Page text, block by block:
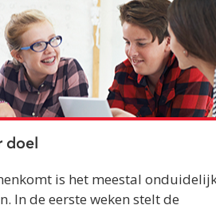
doel
is het meestal
In de eerste weken stelt de